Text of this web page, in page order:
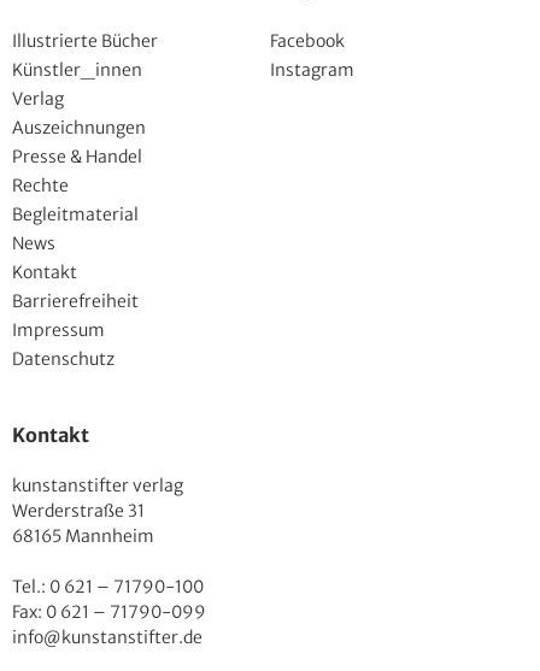
Illustrierte Bücher
Künstler_innen
Verlag
Auszeichnungen
Presse & Handel
Rechte
Begleitmaterial
News
Kontakt
Barrierefreiheit
Impressum
Datenschutz
Facebook
Instagram
Kontakt
kunstanstifter verlag
Werderstraße 31
68165 Mannheim
Tel.: 0 621 – 71790-100
Fax: 0 621 – 71790-099
info@kunstanstifter.de